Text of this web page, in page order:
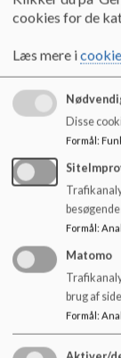
Vi holder et
der rører sig i
kommende år.
Forældreråd
I forældrerådet
værdier, som
de konkrete
sammen om i
institutionen på
på dagligdagen
andre forældre at
Forældrerådet
til forældrerådet
hele
cookies for de
Læs mere i
Disse
Formål:
Formål:
Matomo
brug af
Formål: